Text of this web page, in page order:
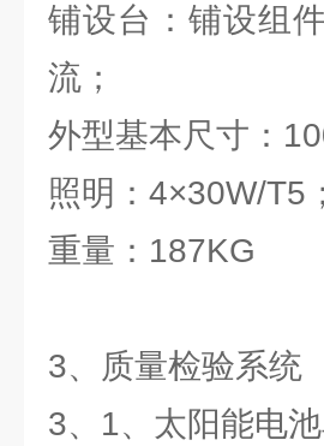
铺设台：铺设组
流；
外型基本尺寸：
照明：4×30W/T5；
重量：187KG
3、质量检验系统
3、1、太阳能电